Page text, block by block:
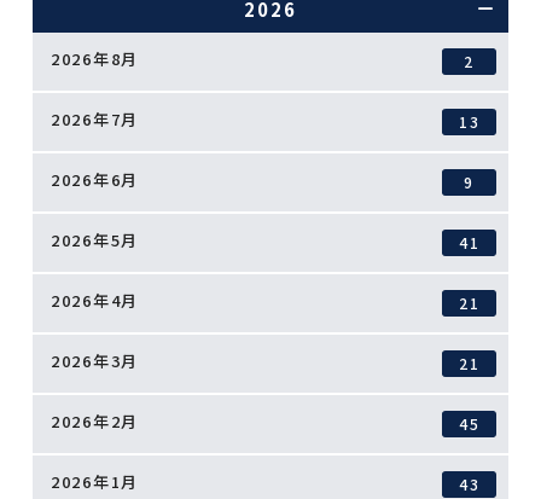
2026
2026年8月 2
2026年7月 13
2026年6月 9
2026年5月 41
2026年4月 21
2026年3月 21
2026年2月 45
2026年1月 43